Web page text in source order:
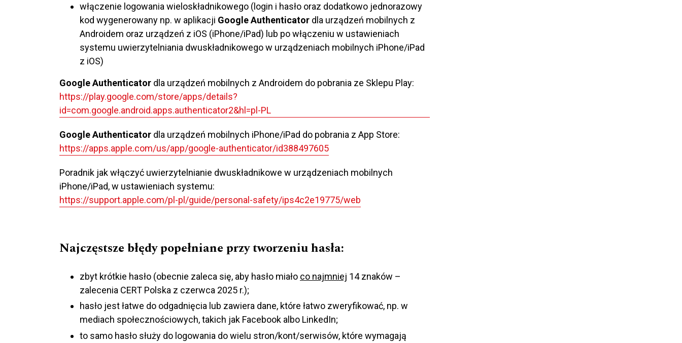
włączenie logowania wieloskładnikowego (login i hasło oraz dodatkowo jednorazowy
kod wygenerowany np. w aplikacji Google Authenticator dla urządzeń mobilnych z
Androidem oraz urządzeń z iOS (iPhone/iPad) lub po włączeniu w ustawieniach
systemu uwierzytelniania dwuskładnikowego w urządzeniach mobilnych iPhone/iPad
z iOS)
Google Authenticator dla urządzeń mobilnych z Androidem do pobrania ze Sklepu Play:
https://play.google.com/store/apps/details?
id=com.google.android.apps.authenticator2&hl=pl-PL
Google Authenticator dla urządzeń mobilnych iPhone/iPad do pobrania z App Store:
https://apps.apple.com/us/app/google-authenticator/id388497605
Poradnik jak włączyć uwierzytelnianie dwuskładnikowe w urządzeniach mobilnych
iPhone/iPad, w ustawieniach systemu:
https://support.apple.com/pl-pl/guide/personal-safety/ips4c2e19775/web
Najczęstsze błędy popełniane przy tworzeniu hasła:
zbyt krótkie hasło (obecnie zaleca się, aby hasło miało co najmniej 14 znaków –
zalecenia CERT Polska z czerwca 2025 r.);
hasło jest łatwe do odgadnięcia lub zawiera dane, które łatwo zweryfikować, np. w
mediach społecznościowych, takich jak Facebook albo LinkedIn;
to samo hasło służy do logowania do wielu stron/kont/serwisów, które wymagają